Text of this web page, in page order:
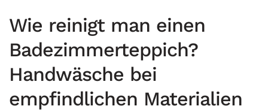
Wie reinigt man einen
Badezimmerteppich?
Handwäsche bei
empfindlichen Materialien